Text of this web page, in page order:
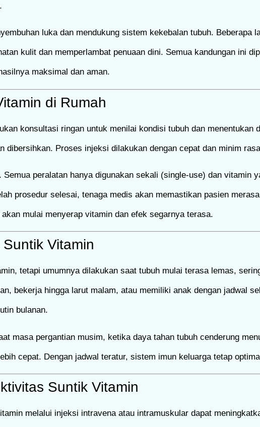
luka dan mendukung sistem kekebalan tubuh. Beberapa
kulit dan memperlambat penuaan dini. Semua kandungan ini
maksimal dan aman.
di Rumah
konsultasi ringan untuk menilai kondisi tubuh dan menentukan
dibersihkan. Proses injeksi dilakukan dengan cepat dan minim
peralatan hanya digunakan sekali (single-use) dan vitamin
prosedur selesai, tenaga medis akan memastikan pasien
mulai menyerap vitamin dan efek segarnya terasa.
Vitamin
tetapi umumnya dilakukan saat tubuh mulai terasa lemas,
bekerja hingga larut malam, atau memiliki anak dengan jadwal
bulanan.
masa pergantian musim, ketika daya tahan tubuh cenderung
cepat. Dengan jadwal teratur, sistem imun keluarga tetap
Suntik Vitamin
melalui injeksi intravena atau intramuskular dapat